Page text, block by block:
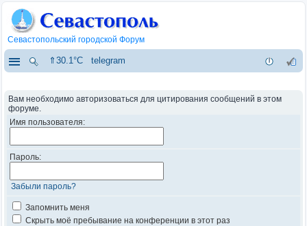
Севастопольский городской Форум
⇑30.1°C telegram
Вам необходимо авторизоваться для цитирования сообщений в этом
форуме.
Имя пользователя:
Пароль:
Забыли пароль?
Запомнить меня
Скрыть моё пребывание на конференции в этот раз